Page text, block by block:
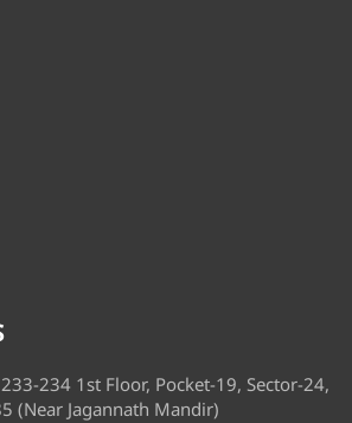
234 1st Floor, Pocket-19, Sector-24,
(Near Jagannath Mandir)